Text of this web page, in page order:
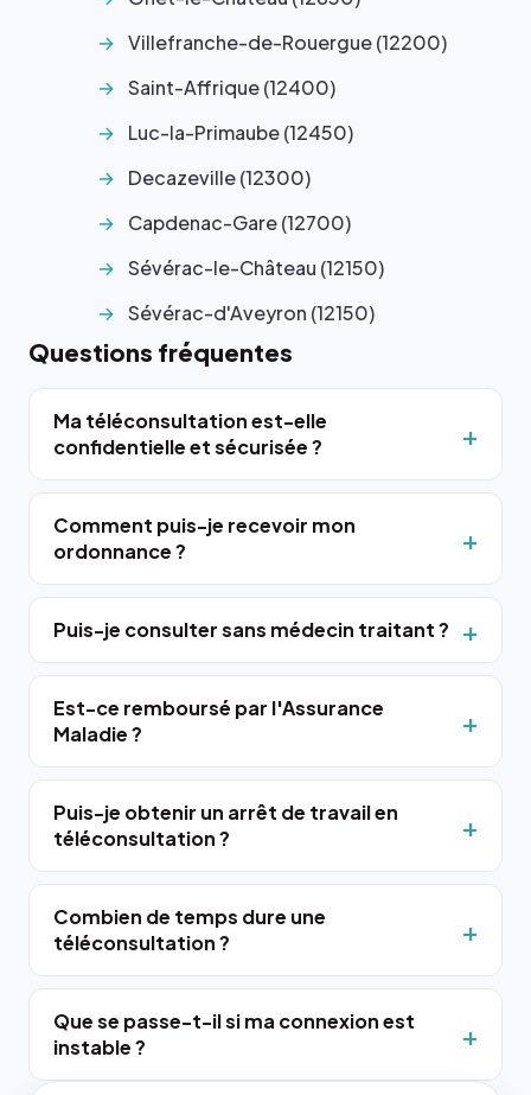
Villefranche-de-Rouergue (12200)
Saint-Affrique (12400)
Luc-la-Primaube (12450)
Decazeville (12300)
Capdenac-Gare (12700)
Sévérac-le-Château (12150)
Sévérac-d'Aveyron (12150)
Questions fréquentes
Ma téléconsultation est-elle
confidentielle et sécurisée ?
Comment puis-je recevoir mon
ordonnance ?
Puis-je consulter sans médecin traitant ?
Est-ce remboursé par l'Assurance
Maladie ?
Puis-je obtenir un arrêt de travail en
téléconsultation ?
Combien de temps dure une
téléconsultation ?
Que se passe-t-il si ma connexion est
instable ?